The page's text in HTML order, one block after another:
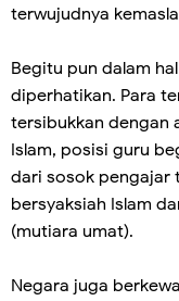
terwujudnya
Begitu pun dalam
diperhatikan. Para
tersibukkan dengan
Islam, posisi guru
dari sosok pengajar
bersyaksiah Islam
(mutiara umat).
Negara juga